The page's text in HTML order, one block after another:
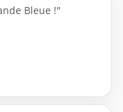
Bleue !"